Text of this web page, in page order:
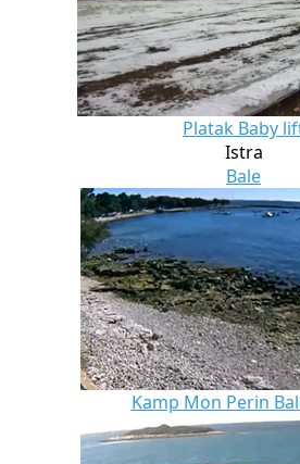
Platak Baby
Istra
Bale
Kamp Mon Perin